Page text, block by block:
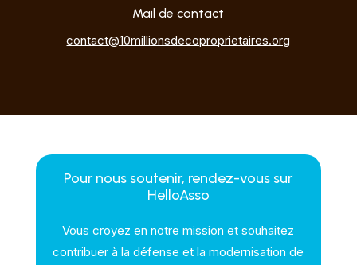
Mail de contact
contact@10millionsdecoproprietaires.org
Pour nous soutenir, rendez-vous sur
HelloAsso
Vous croyez en notre mission et souhaitez
contribuer à la défense et la modernisation de